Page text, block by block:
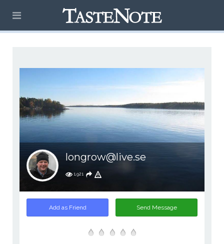
longrow@live.se
1,921
Add as Friend Send Message